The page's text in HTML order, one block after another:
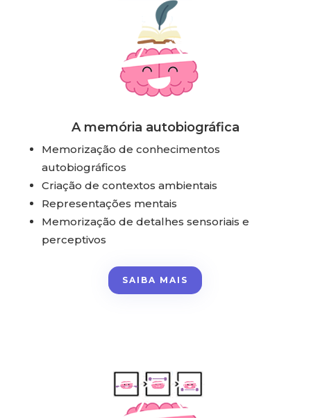
A memória autobiográfica
Memorização de conhecimentos
autobiográficos
Criação de contextos ambientais
Representações mentais
Memorização de detalhes sensoriais e
perceptivos
SAIBA MAIS